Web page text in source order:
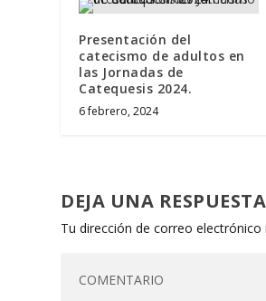
Presentación del
catecismo de adultos en
las Jornadas de
Catequesis 2024.
6 febrero, 2024
DEJA UNA RESPUESTA
Tu dirección de correo electrónico